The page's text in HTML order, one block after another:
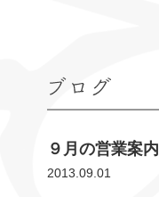
９月の営業案内
2013.09.01